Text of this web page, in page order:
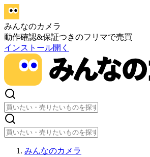
みんなのカメラ
動作確認&保証つきのフリマで売買
インストール開く
みんなのカメラ